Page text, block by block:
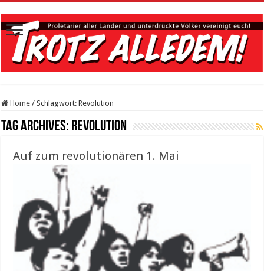
Home / Schlagwort:Revolution
Tag Archives: Revolution
Auf zum revolutionären 1. Mai